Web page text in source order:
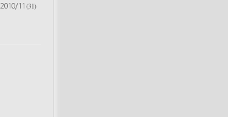
2010/11 (31)